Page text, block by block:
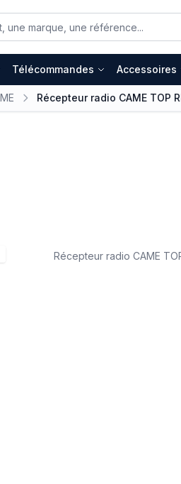
Télécommandes Accessoires
Récepteur radio CAME TOP
Récepteur radio CAME